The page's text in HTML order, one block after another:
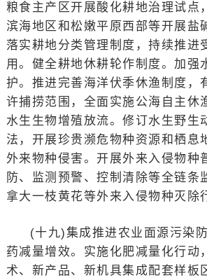
粮食主产区开展酸化耕地治理试点
滨海地区和松嫩平原西部等开展盐
落实耕地分类管理制度，持续推进
用。健全耕地休耕轮作制度。加强
护。推进完善海洋伏季休渔制度，
许捕捞范围，全面实施公海自主休
水生生物增殖放流。修订水生野生
法，开展珍贵濒危物种资源和栖息
外来物种侵害。开展外来入侵物种
防、监测预警、控制清除等全链条
拿大一枝黄花等外来入侵物种灭除
(十九)集成推进农业面源污染
药减量增效。实施化肥减量化行动
术、新产品、新机具集成配套样板